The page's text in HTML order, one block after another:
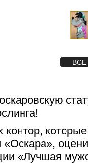
ВСЕ
контор,
«Оскара»,
«Лучшая